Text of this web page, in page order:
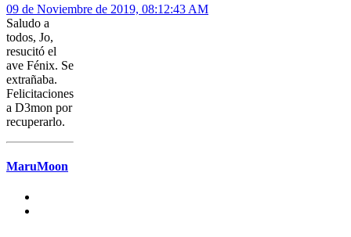
09 de Noviembre de 2019, 08:12:43 AM
Saludo a
todos, Jo,
resucitó el
ave Fénix. Se
extrañaba.
Felicitaciones
a D3mon por
recuperarlo.
MaruMoon